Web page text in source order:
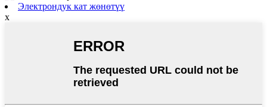
Электрондук кат жөнөтүү
x